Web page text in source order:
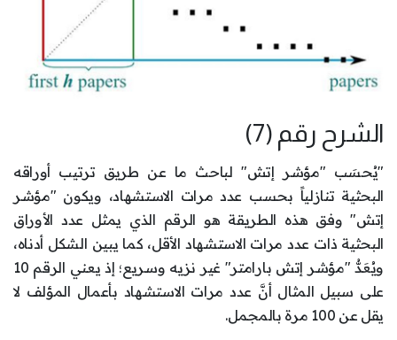
الشرح رقم (7)
"يُحسَب "مؤشر إتش" لباحث ما عن طريق ترتيب أوراقه
البحثية تنازلياً بحسب عدد مرات الاستشهاد، ويكون "مؤشر
إتش" وفق هذه الطريقة هو الرقم الذي يمثل عدد الأوراق
البحثية ذات عدد مرات الاستشهاد الأقل، كما يبين الشكل أدناه،
ويُعَدُّ "مؤشر إتش بارامتر" غير نزيه وسريع؛ إذ يعني الرقم 10
على سبيل المثال أنَّ عدد مرات الاستشهاد بأعمال المؤلف لا
يقل عن 100 مرة بالمجمل.